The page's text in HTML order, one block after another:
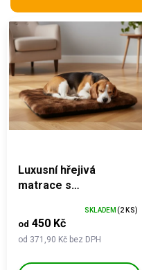
d
u
k
t
ů
V
ý
p
i
s
p
r
o
Luxusní hřejivá
matrace s
úpravou - hnědá
kožešina
od 371,90 Kč bez DPH
od 450 Kč
SKLADEM (2 KS)